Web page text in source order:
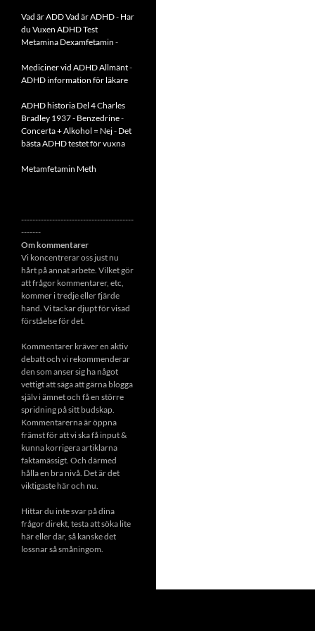
Vad är ADDVad är ADHD- Har
du Vuxen ADHD Test
Metamina Dexamfetamin -
Mediciner vid ADHD Allmänt-
ADHD information för läkare
ADHD historia Del 4 Charles
Bradley 1937 - Benzedrine-
Concerta + Alkohol = Nej- Det
bästa ADHD testet för vuxna
Metamfetamin Meth
----------------------------------------
-------
Om kommentarer
Vi koncentrerar oss just nu
hårt på annat arbete. Vilket gör
att frågor kommentarer, etc,
kommer i tredje eller fjärde
hand. Vi tackar djupt för visad
förståelse för det.
Kommentarer kräver en aktiv
debatt och vi rekommenderar
den som anser sig ha något
vettigt att säga att gärna blogga
själv i ämnet och få en större
spridning på sitt budskap.
Kommentarerna är öppna
främst för att vi ska få input &
kunna korrigera artiklarna
faktamässigt. Och därmed
hålla en bra nivå. Det är det
viktigaste här och nu.
Hittar du inte svar på dina
frågor direkt, testa att söka lite
här eller där, så kanske det
lossnar så småningom.